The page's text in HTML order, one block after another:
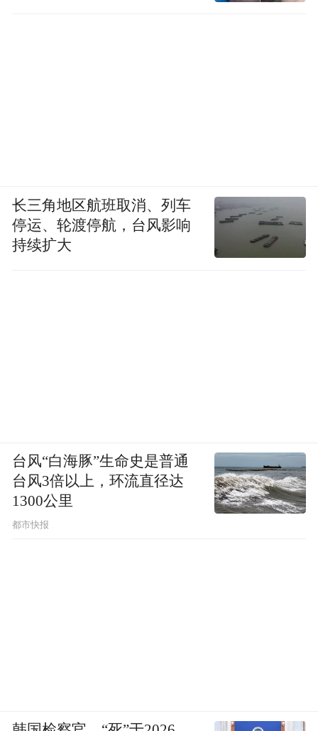
长三角地区航班取消、列车
停运、轮渡停航，台风影响
持续扩大
台风“白海豚”生命史是普通
台风3倍以上，环流直径达
1300公里
都市快报